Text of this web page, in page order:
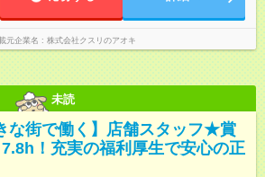
より異なります。 ＜シフト例＞ 早番：8
00分 中番：11時～20時 遅番：13時～22時
元企業名 株式会社クスリのアオキ
未読
な街で働く】店舗スタッフ★賞
！充実の福利厚生で安心の正